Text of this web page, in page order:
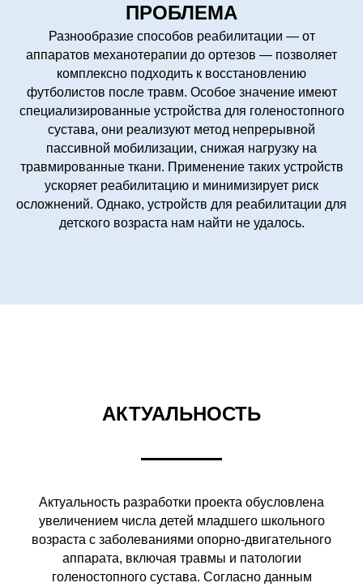
ПРОБЛЕМА
Разнообразие способов реабилитации — от
аппаратов механотерапии до ортезов — позволяет
комплексно подходить к восстановлению
футболистов после травм. Особое значение имеют
специализированные устройства для голеностопного
сустава, они реализуют метод непрерывной
пассивной мобилизации, снижая нагрузку на
травмированные ткани. Применение таких устройств
ускоряет реабилитацию и минимизирует риск
осложнений. Однако, устройств для реабилитации для
детского возраста нам найти не удалось.
АКТУАЛЬНОСТЬ
Актуальность разработки проекта обусловлена
увеличением числа детей младшего школьного
возраста с заболеваниями опорно-двигательного
аппарата, включая травмы и патологии
голеностопного сустава. Согласно данным